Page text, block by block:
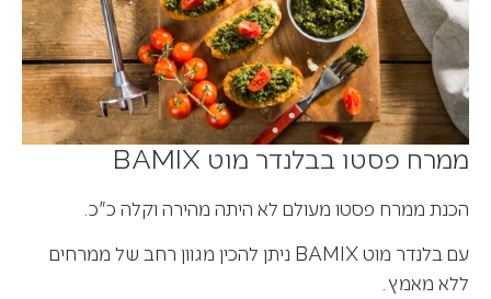
ממרח פסטו בבלנדר מוט BAMIX
הכנת ממרח פסטו מעולם לא היתה מהירה וקלה כ"כ.
עם בלנדר מוט BAMIX ניתן להכין מגוון רחב של ממרחים
ללא מאמץ.